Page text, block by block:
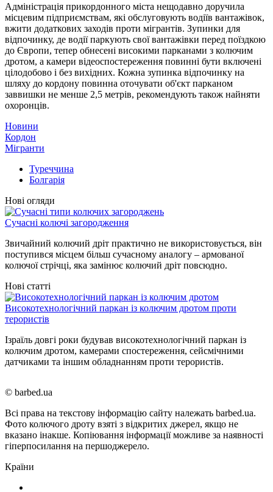
Адміністрація прикордонного міста нещодавно доручила
місцевим підприємствам, які обслуговують водіїв вантажівок,
вжити додаткових заходів проти мігрантів. Зупинки для
відпочинку, де водії паркують свої вантажівки перед поїздкою
до Європи, тепер обнесені високими парканами з колючим
дротом, а камери відеоспостереження повинні бути включені
цілодобово і без вихідних. Кожна зупинка відпочинку на
шляху до кордону повинна оточувати об'єкт парканом
заввишки не менше 2,5 метрів, рекомендують також найняти
охоронців.
Новини
Кордон
Мігранти
Туреччина
Болгарія
Нові огляди
Сучасні колючі загородження
Звичайний колючий дріт практично не використовується, він
поступився місцем більш сучасному аналогу – армованої
колючої стрічці, яка замінює колючий дріт повсюдно.
Нові статті
Високотехнологічний паркан із колючим дротом проти
терористів
Ізраїль довгі роки будував високотехнологічний паркан із
колючим дротом, камерами спостереження, сейсмічними
датчиками та іншим обладнанням проти терористів.
© barbed.ua
Всі права на текстову інформацію сайту належать barbed.ua.
Фото колючого дроту взяті з відкритих джерел, якщо не
вказано інакше. Копіювання інформації можливе за наявності
гіперпосилання на першоджерело.
Країни